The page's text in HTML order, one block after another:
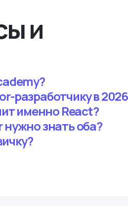
и
разработчику в
именно React?
знать оба?